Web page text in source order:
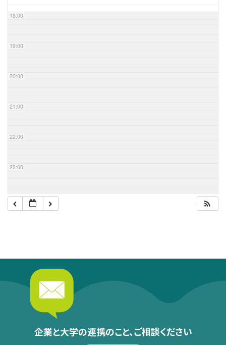
18:00
19:00
20:00
21:00
22:00
23:00
企業と大学の連携のこと、ご相談ください